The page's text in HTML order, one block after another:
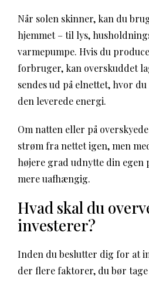
Når solen skinner, kan du
hjemmet – til lys,
varmepumpe. Hvis du
forbruger, kan overskuddet
sendes ud på elnettet, hvor
den leverede energi.
Om natten eller på
strøm fra nettet igen, men
højere grad udnytte din egen
mere uafhængig.
Hvad skal du
investerer?
Inden du beslutter dig for at
der flere faktorer, du bør